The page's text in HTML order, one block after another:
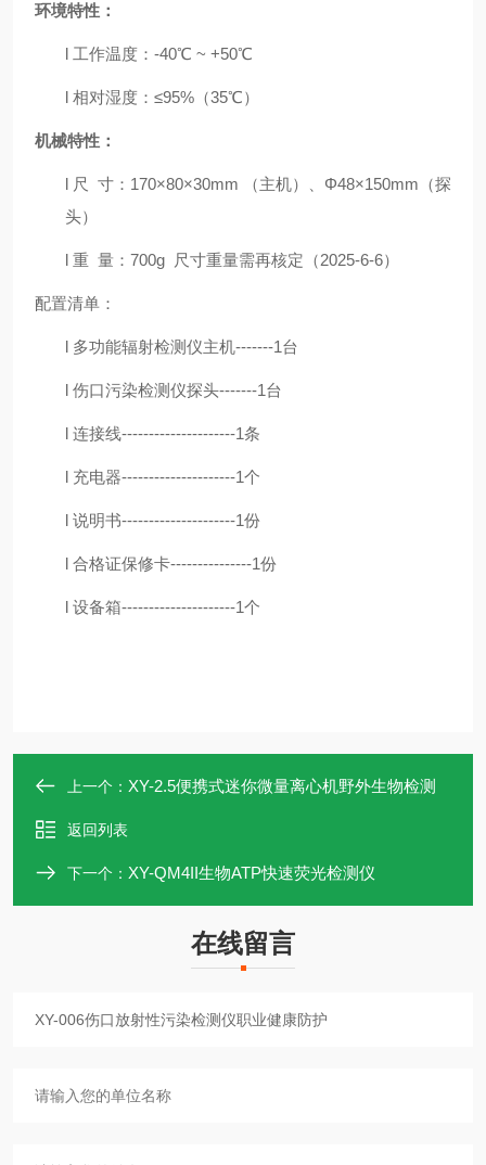
环境特性：
l 工作温度： -40℃ ~ +50℃
l 相对湿度： ≤95% （35℃）
机械特性：
l 尺 寸：170×80×30mm （主机）、Φ48×150mm（探
头）
l 重 量：700g 尺寸重量需再核定（2025-6-6）
配置清单：
l 多功能辐射检测仪主机-------1台
l 伤口污染检测仪探头-------1台
l 连接线---------------------1条
l 充电器---------------------1个
l 说明书---------------------1份
l 合格证保修卡---------------1份
l 设备箱---------------------1个
上一个： XY-2.5便携式迷你微量离心机野外生物检测
返回列表
下一个： XY-QM4II生物ATP快速荧光检测仪
在线留言